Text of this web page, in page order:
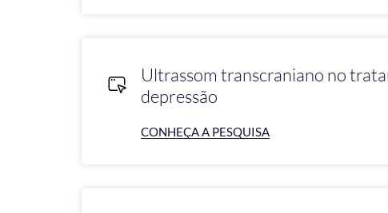
Ultrassom transcraniano no
depressão
CONHEÇA A PESQUISA